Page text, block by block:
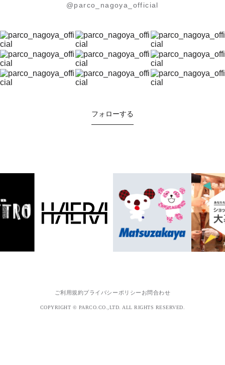
@parco_nagoya_official
フォローする
ご利用規約プライバシーポリシー お問合わせ
COPYRIGHT © PARCO.CO.,LTD. ALL RIGHTS RESERVED.